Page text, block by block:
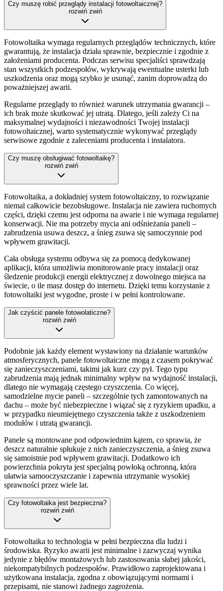
Czy muszę robić przeglądy instalacji fotowoltaicznej?
rozwiń zwiń
Fotowoltaika wymaga regularnych przeglądów technicznych, które
gwarantują, że instalacja działa sprawnie, bezpiecznie i zgodnie z
założeniami producenta. Podczas serwisu specjaliści sprawdzają
stan wszystkich podzespołów, wykrywają ewentualne usterki lub
uszkodzenia oraz mogą szybko je usunąć, zanim doprowadzą do
poważniejszej awarii.
Regularne przeglądy to również warunek utrzymania gwarancji –
ich brak może skutkować jej utratą. Dlatego, jeśli zależy Ci na
maksymalnej wydajności i niezawodności Twojej instalacji
fotowoltaicznej, warto systematycznie wykonywać przeglądy
serwisowe zgodnie z zaleceniami producenta i instalatora.
Czy muszę obsługiwać fotowoltaikę?
rozwiń zwiń
Fotowoltaika, a dokładniej system fotowoltaiczny, to rozwiązanie
niemal całkowicie bezobsługowe. Instalacja nie zawiera ruchomych
części, dzięki czemu jest odporna na awarie i nie wymaga regularnej
konserwacji. Nie ma potrzeby mycia ani odśnieżania paneli –
zabrudzenia usuwa deszcz, a śnieg zsuwa się samoczynnie pod
wpływem grawitacji.
Cała obsługa systemu odbywa się za pomocą dedykowanej
aplikacji, która umożliwia monitorowanie pracy instalacji oraz
śledzenie produkcji energii elektrycznej z dowolnego miejsca na
świecie, o ile masz dostęp do internetu. Dzięki temu korzystanie z
fotowoltaiki jest wygodne, proste i w pełni kontrolowane.
Jak czyścić panele fotowolaticzne?
rozwiń zwiń
Podobnie jak każdy element wystawiony na działanie warunków
atmosferycznych, panele fotowoltaiczne mogą z czasem pokrywać
się zanieczyszczeniami, takimi jak kurz czy pył. Tego typu
zabrudzenia mają jednak minimalny wpływ na wydajność instalacji,
dlatego nie wymagają częstego czyszczenia. Co więcej,
samodzielne mycie paneli – szczególnie tych zamontowanych na
dachu – może być niebezpieczne i wiązać się z ryzykiem upadku, a
w przypadku nieumiejętnego czyszczenia także z uszkodzeniem
modułów i utratą gwarancji.
Panele są montowane pod odpowiednim kątem, co sprawia, że
deszcz naturalnie spłukuje z nich zanieczyszczenia, a śnieg zsuwa
się samoistnie pod wpływem grawitacji. Dodatkowo ich
powierzchnia pokryta jest specjalną powłoką ochronną, która
ułatwia samooczyszczanie i zapewnia utrzymanie wysokiej
sprawności przez wiele lat.
Czy fotowoltaika jest bezpieczna?
rozwiń zwiń
Fotowoltaika to technologia w pełni bezpieczna dla ludzi i
środowiska. Ryzyko awarii jest minimalne i zazwyczaj wynika
jedynie z błędów montażowych lub zastosowania słabej jakości,
niekompatybilnych podzespołów. Prawidłowo zaprojektowana i
użytkowana instalacja, zgodna z obowiązującymi normami i
przepisami, nie stanowi żadnego zagrożenia.